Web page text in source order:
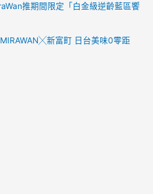
推期間限定「白金級逆齡藍區饗
新富町 日台美味0零距